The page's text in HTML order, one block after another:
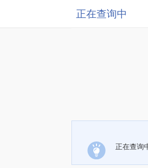
正在查询中
正在查询